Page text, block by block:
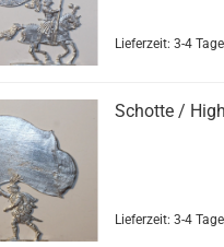
Lieferzeit: 3-4 Tage
Schotte /
Lieferzeit: 3-4 Tage